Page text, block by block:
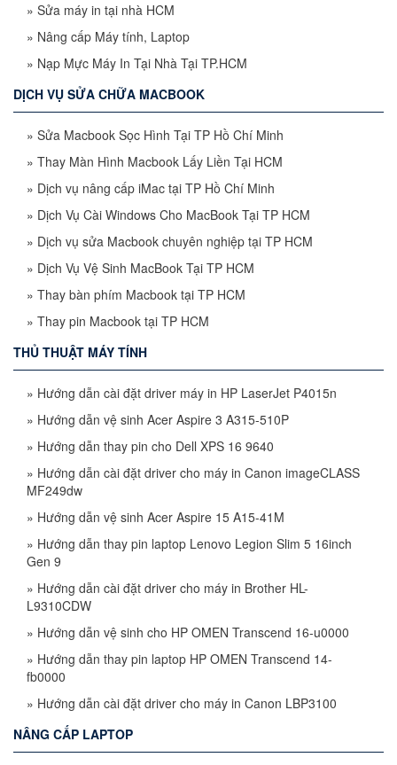
» Sửa máy in tại nhà HCM
» Nâng cấp Máy tính, Laptop
» Nạp Mực Máy In Tại Nhà Tại TP.HCM
DỊCH VỤ SỬA CHỮA MACBOOK
» Sửa Macbook Sọc Hình Tại TP Hồ Chí Minh
» Thay Màn Hình Macbook Lấy Liền Tại HCM
» Dịch vụ nâng cấp iMac tại TP Hồ Chí Minh
» Dịch Vụ Cài Windows Cho MacBook Tại TP HCM
» Dịch vụ sửa Macbook chuyên nghiệp tại TP HCM
» Dịch Vụ Vệ Sinh MacBook Tại TP HCM
» Thay bàn phím Macbook tại TP HCM
» Thay pin Macbook tại TP HCM
THỦ THUẬT MÁY TÍNH
» Hướng dẫn cài đặt driver máy in HP LaserJet P4015n
» Hướng dẫn vệ sinh Acer Aspire 3 A315-510P
» Hướng dẫn thay pin cho Dell XPS 16 9640
» Hướng dẫn cài đặt driver cho máy in Canon imageCLASS
MF249dw
» Hướng dẫn vệ sinh Acer Aspire 15 A15-41M
» Hướng dẫn thay pin laptop Lenovo Legion Slim 5 16inch
Gen 9
» Hướng dẫn cài đặt driver cho máy in Brother HL-
L9310CDW
» Hướng dẫn vệ sinh cho HP OMEN Transcend 16-u0000
» Hướng dẫn thay pin laptop HP OMEN Transcend 14-
fb0000
» Hướng dẫn cài đặt driver cho máy in Canon LBP3100
NÂNG CẤP LAPTOP